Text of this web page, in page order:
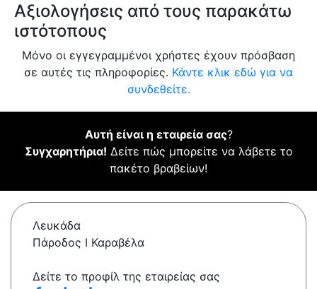
Αξιολογήσεις από τους παρακάτω
ιστότοπους
Μόνο οι εγγεγραμμένοι χρήστες έχουν πρόσβαση
σε αυτές τις πληροφορίες. Κάντε κλικ εδώ για να
συνδεθείτε.
Αυτή είναι η εταιρεία σας?
Συγχαρητήρια! Δείτε πώς μπορείτε να λάβετε το
πακέτο βραβείων!
Λευκάδα
Πάροδος Ι Καραβέλα
Δείτε το προφίλ της εταιρείας σας